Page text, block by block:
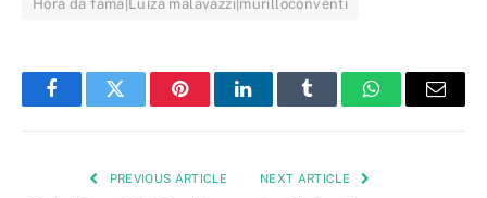
Hora da fama|Luíza malavazzi|murilloconventi
FacebookTwitter PinterestLinkedInTumblr WhatsAppEmail
PREVIOUS ARTICLE NEXT ARTICLE